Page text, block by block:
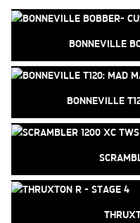
BONNEVILLE
BONNEVILLE